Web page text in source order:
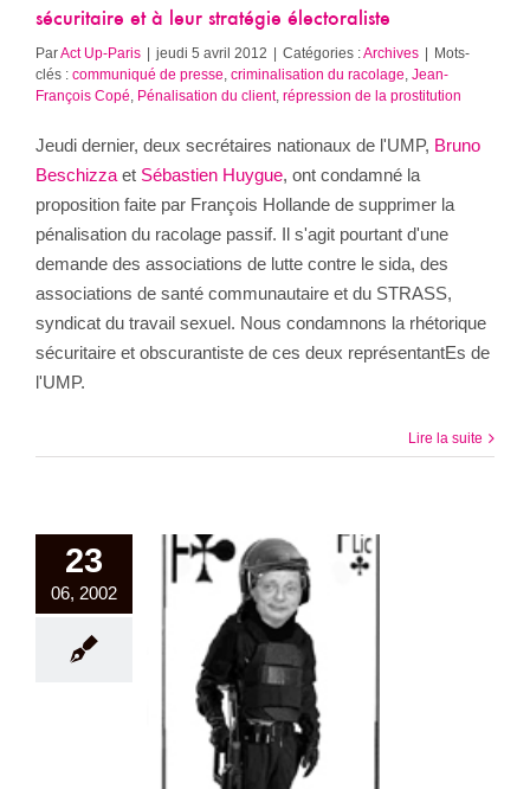
sécuritaire et à leur stratégie électoraliste
ParAct Up-Paris | jeudi 5 avril 2012 | Catégories :Archives | Mots-
clés : communiqué de presse criminalisation du racolage Jean-
François Copé Pénalisation du client, répression de la prostitution
Jeudi dernier, deux secrétaires nationaux de l'UMP, Bruno
Beschizza et Sébastien Huygue, ont condamné la
proposition faite par François Hollande de supprimer la
pénalisation du racolage passif. Il s'agit pourtant d'une
demande des associations de lutte contre le sida, des
associations de santé communautaire et du STRASS,
syndicat du travail sexuel. Nous condamnons la rhétorique
sécuritaire et obscurantiste de ces deux représentantEs de
l'UMP.
Lire la suite
23
06, 2002